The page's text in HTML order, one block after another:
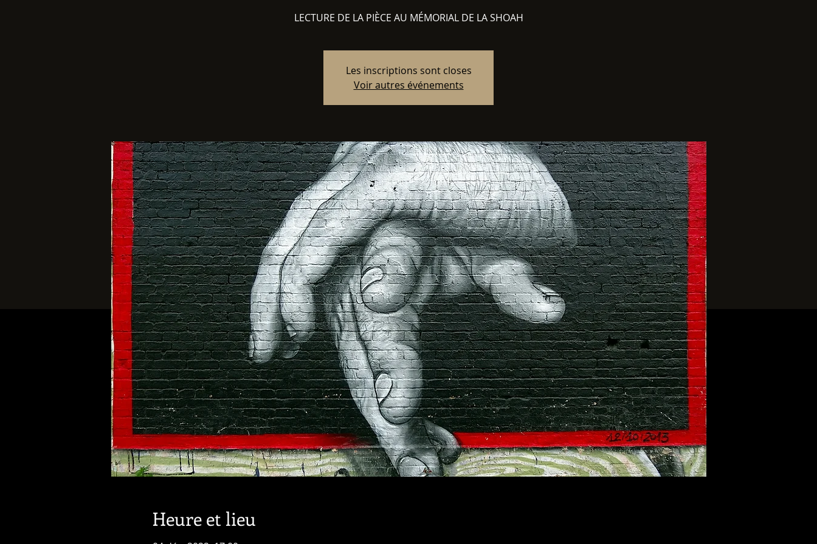
LECTURE DE LA PIÈCE AU MÉMORIAL DE LA SHOAH
Les inscriptions sont closes
Voir autres événements
Heure et lieu